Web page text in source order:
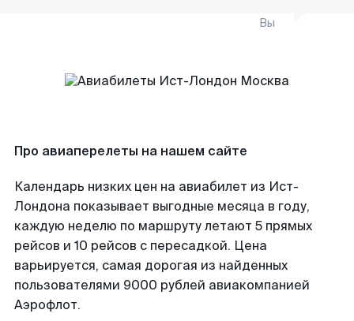
Вы
Про авиаперелеты на нашем сайте
Календарь низких цен на авиабилет из Ист-
Лондона показывает выгодные месяца в году,
каждую неделю по маршруту летают 5 прямых
рейсов и 10 рейсов с пересадкой. Цена
варьируется, самая дорогая из найденных
пользователями 9000 рублей авиакомпанией
Аэрофлот.